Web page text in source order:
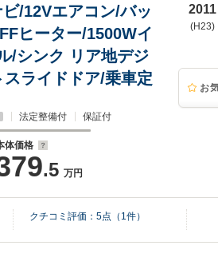
/12Vエアコン/バッ
ヒーター/1500Wイ
/シンク リア地デジ
ライドドア/乗車定
法定整備付 保証付
体価格
.5 万円
2011
(H23)
お
クチコミ評価： 5点（ 1件）